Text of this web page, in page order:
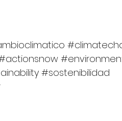
#sostenibilidad